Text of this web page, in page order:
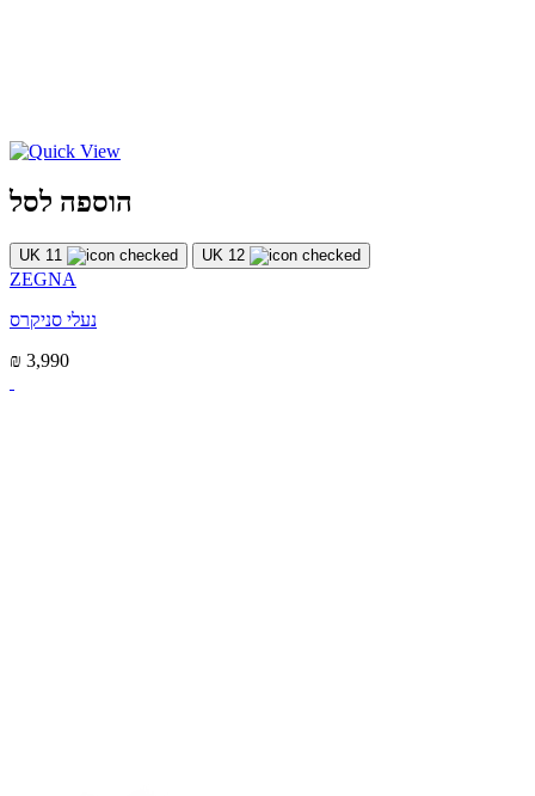
הוספה לסל
UK 11 UK 12
ZEGNA
נעלי סניקרס
₪ 3,990